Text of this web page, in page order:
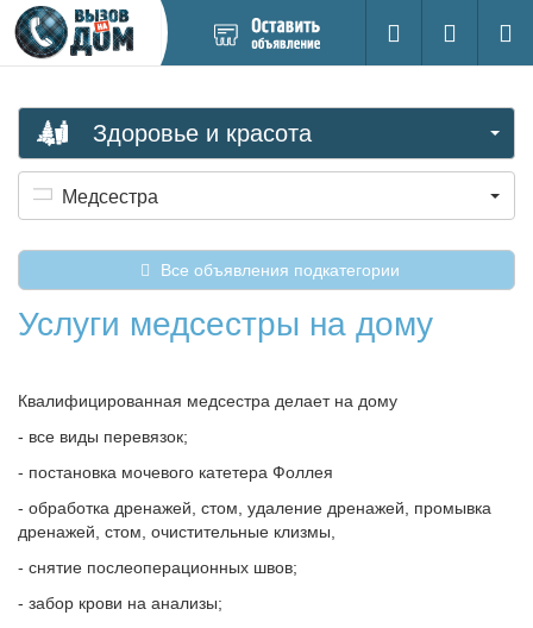
новое
Поиск
Вход на
Здоровье и красота
Медсестра
Все объявления подкатегории
Услуги медсестры на дому
Квалифицированная медсестра делает на дому
- все виды перевязок;
- постановка мочевого катетера Фоллея
- обработка дренажей, стом, удаление дренажей, промывка
дренажей, стом, очистительные клизмы,
- снятие послеоперационных швов;
- забор крови на анализы;